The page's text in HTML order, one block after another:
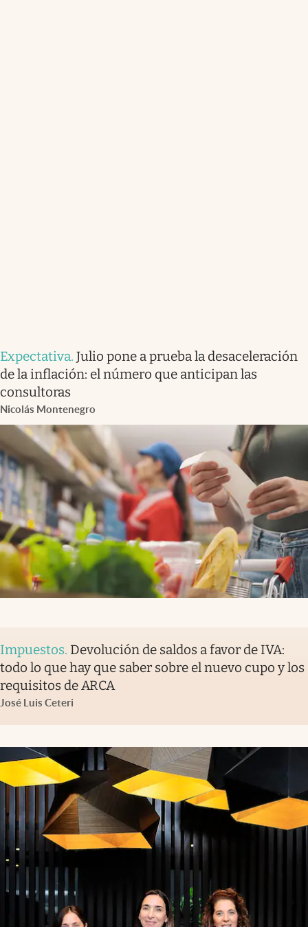
Expectativa. Julio pone a prueba la desaceleración
de la inflación: el número que anticipan las
consultoras
Nicolás Montenegro
Impuestos. Devolución de saldos a favor de IVA:
todo lo que hay que saber sobre el nuevo cupo y los
requisitos de ARCA
José Luis Ceteri